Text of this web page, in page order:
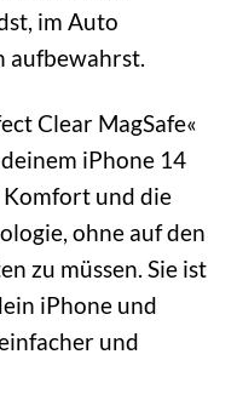
im Auto
aufbewahrst.
Clear MagSafe«
iPhone 14
Komfort und die
ohne auf den
zu müssen. Sie ist
iPhone und
und